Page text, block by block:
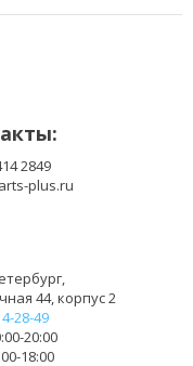
2849
plus.ru
44, корпус 2
28-49
20:00
18:00